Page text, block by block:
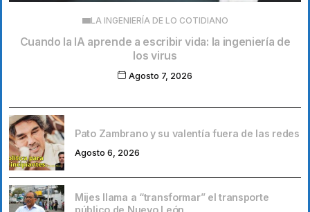
LA INGENIERÍA DE LO COTIDIANO
Cuando la IA aprende a escribir vida: la ingeniería de
los virus
Agosto 7, 2026
Pato Zambrano y su valentía fuera de las redes
Agosto 6, 2026
Mijes llama a “transformar” el transporte